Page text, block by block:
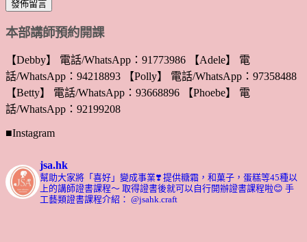
本部講師預約開課
【Debby】 電話/WhatsApp：91773986 【Adele】 電
話/WhatsApp：94218893 【Polly】 電話/WhatsApp：97358488
【Betty】 電話/WhatsApp：93668896 【Phoebe】 電
話/WhatsApp：92199208
■Instagram
jsa.hk
幫助大家將「喜好」變成事業❣️ 提供糖霜，和菓子，蛋糕等45種以
上的講師證書課程～ 取得證書後就可以自行開辦證書課程啦😊 手
工藝類證書課程介紹： @jsahk.craft